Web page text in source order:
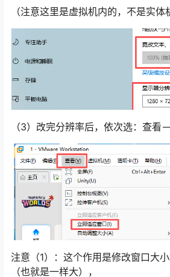
（注意这里是虚拟机内的，不是实体
（3）改完分辨率后，依次选：查看
注意（1）：这个作用是修改窗口大
（也就是一样大），